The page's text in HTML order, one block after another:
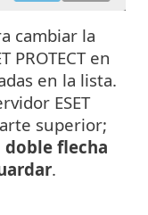
cambiar la
PROTECT en
en la lista.
ESET
superior;
doble flecha
.